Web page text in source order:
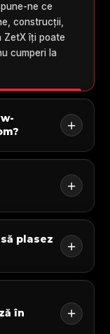
ne ce
construcții,
ZetX îți poate
cumperi la
plasez
în